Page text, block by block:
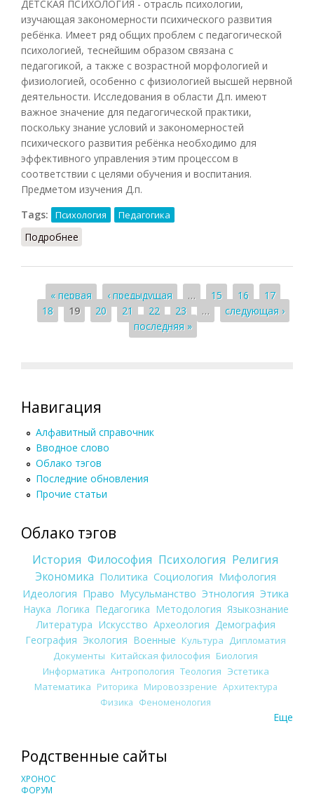
ДЕТСКАЯ ПСИХОЛОГИЯ - отрасль психологии,
изучающая закономерности психического развития
ребёнка. Имеет ряд общих проблем с педагогической
психологией, теснейшим образом связана с
педагогикой, а также с возрастной морфологией и
физиологией, особенно с физиологией высшей нервной
деятельности. Исследования в области Д.п. имеют
важное значение для педагогической практики,
поскольку знание условий и закономерностей
психического развития ребёнка необходимо для
эффективного управления этим процессом в
соответствии с целями обучения и воспитания.
Предметом изучения Д.п.
Tags:
Психология Педагогика
Подробнее
Страницы
« первая ‹ предыдущая … 15 16
17
18
19 20 21 22 23 …
следующая ›
последняя »
Навигация
Алфавитный справочник
Вводное слово
Облако тэгов
Последние обновления
Прочие статьи
Облако тэгов
История Философия Психология Религия
Экономика Политика Социология Мифология
Идеология Право Мусульманство Этнология Этика
Наука Логика Педагогика Методология Языкознание
Литература Искусство Археология Демография
География Экология Военные Культура
Дипломатия
Документы Китайская философия Биология
Информатика Антропология Теология Эстетика
Математика Риторика Мировоззрение Архитектура
Физика Феноменология
Еще
Родственные сайты
ХРОНОС
ФОРУМ